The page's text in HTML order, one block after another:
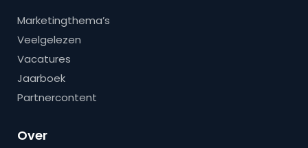
Marketingthema’s
Veelgelezen
Vacatures
Jaarboek
Partnercontent
Over